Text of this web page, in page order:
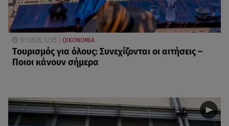
07.08.26, 12:35 ΟΙΚΟΝΟΜΙΑ
Τουρισμός για όλους: Συνεχίζονται οι αιτήσεις –
Ποιοι κάνουν σήμερα